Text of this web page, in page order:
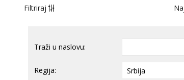
Filtriraj
Traži u naslovu:
Regija: